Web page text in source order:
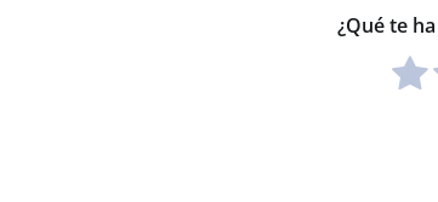
¿Qué te